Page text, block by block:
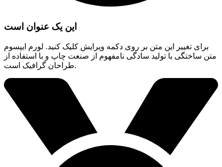
این یک عنوان است
برای تغییر این متن بر روی دکمه ویرایش کلیک کنید. لورم ایپسوم
متن ساختگی با تولید سادگی نامفهوم از صنعت چاپ و با استفاده از
طراحان گرافیک است.